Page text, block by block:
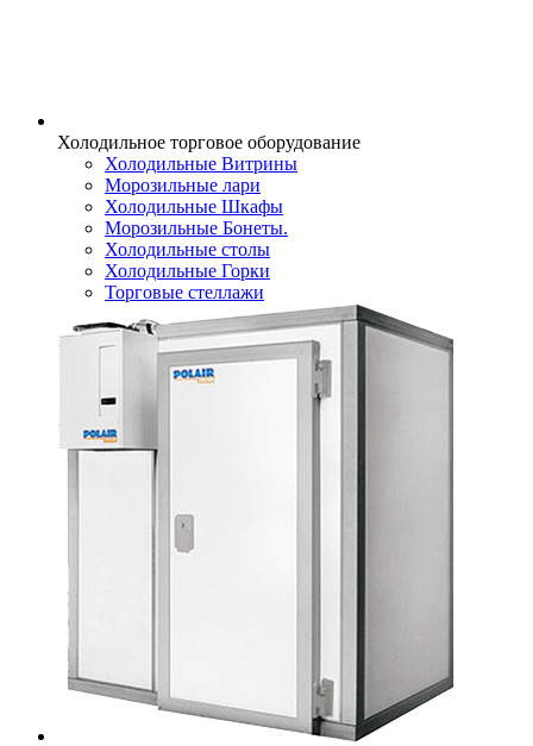
Холодильное торговое оборудование
Холодильные Витрины
Морозильные лари
Холодильные Шкафы
Морозильные Бонеты.
Холодильные столы
Холодильные Горки
Торговые стеллажи